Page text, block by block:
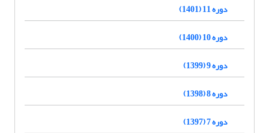
دوره 11 (1401)
دوره 10 (1400)
دوره 9 (1399)
دوره 8 (1398)
دوره 7 (1397)